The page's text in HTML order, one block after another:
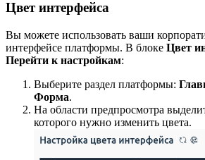
Цвет интерфейса
Вы можете использовать ваши
интерфейсе платформы. В блоке Цвет
Перейти к настройкам:
Выберите раздел платформы:
Форма.
На области предпросмотра
которого нужно изменить цвета.